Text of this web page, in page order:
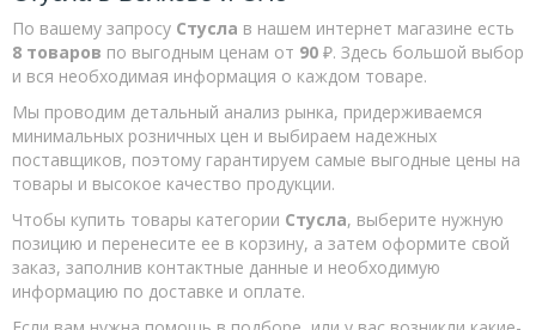
Наборы для установки дверных замков
Корщетки
Ножницы по ПВХ
Круги зачистные по металлу
Сверла по дереву спиральные
Чашки алмазные
Круги лепестковые
Шарошки
По вашему запросу Стусла в нашем интернет магазине есть
8 товаров по выгодным ценам от 90 ₽. Здесь большой выбор
и вся необходимая информация о каждом товаре.
Мы проводим детальный анализ рынка, придерживаемся
минимальных розничных цен и выбираем надежных
поставщиков, поэтому гарантируем самые выгодные цены на
товары и высокое качество продукции.
Чтобы купить товары категории Стусла, выберите нужную
позицию и перенесите ее в корзину, а затем оформите свой
заказ, заполнив контактные данные и необходимую
информацию по доставке и оплате.